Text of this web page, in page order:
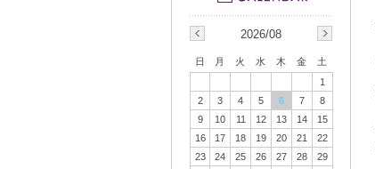
2026/08
日 月 火 水 木 金
土
1
2
3 4 5 6 7
8
9
10 11 12 13 14
15
16
17 18 19 20 21
22
23
24 25 26 27 28
29